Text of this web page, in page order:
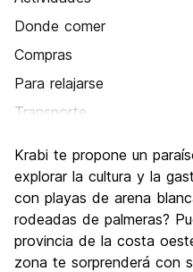
Donde comer
Compras
Para relajarse
Transporte
Cultura
Fiesta
Calidad Precio
Krabi te propone un
explorar la cultura y la
con playas de arena
rodeadas de palmeras?
provincia de la costa
zona te sorprenderá con